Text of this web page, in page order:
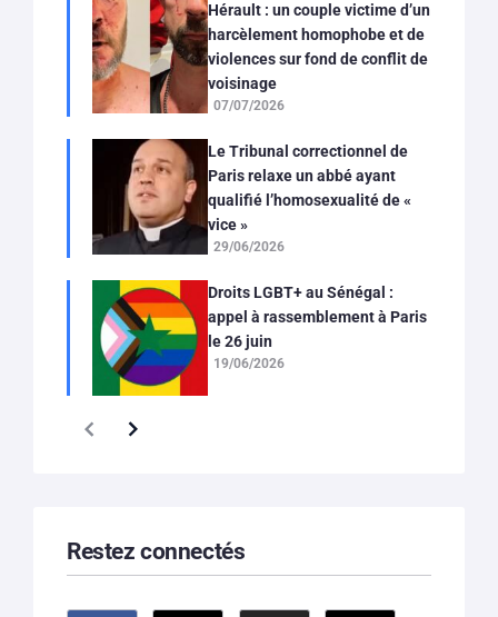
Hérault : un couple victime d’un
harcèlement homophobe et de
violences sur fond de conflit de
voisinage
07/07/2026
Le Tribunal correctionnel de
Paris relaxe un abbé ayant
qualifié l’homosexualité de «
vice »
29/06/2026
Droits LGBT+ au Sénégal :
appel à rassemblement à Paris
le 26 juin
19/06/2026
Restez connectés